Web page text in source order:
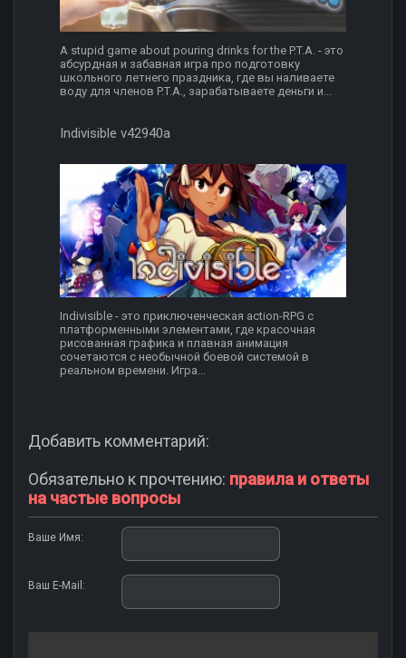
A stupid game about pouring drinks for the P.T.A. - это
абсурдная и забавная игра про подготовку
школьного летнего праздника, где вы наливаете
воду для членов P.T.A., зарабатываете деньги и...
Indivisible v42940a
Indivisible - это приключенческая action-RPG с
платформенными элементами, где красочная
рисованная графика и плавная анимация
сочетаются с необычной боевой системой в
реальном времени. Игра...
Добавить комментарий:
Обязательно к прочтению: правила и ответы
на частые вопросы
Ваше Имя:
Ваш E-Mail: